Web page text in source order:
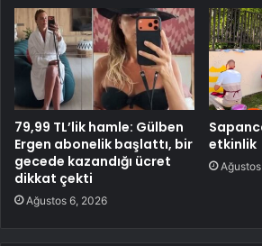
79,99 TL’lik hamle: Gülben
Ergen abonelik başlattı, bir
gecede kazandığı ücret
dikkat çekti
Ağustos 6, 2026
etkinlik